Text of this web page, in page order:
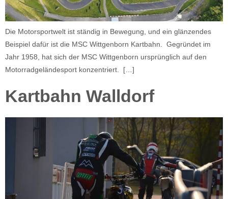
Die Motorsportwelt ist ständig in Bewegung, und ein glänzendes
Beispiel dafür ist die MSC Wittgenborn Kartbahn. Gegründet im
Jahr 1958, hat sich der MSC Wittgenborn ursprünglich auf den
Motorradgeländesport konzentriert. […]
Kartbahn Walldorf